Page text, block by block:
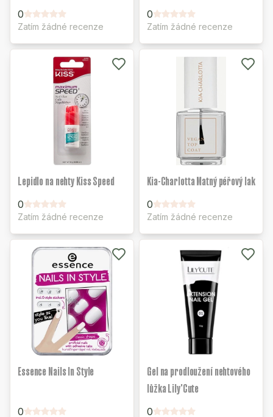
0
Zatím žádné recenze
0
Zatím žádné recenze
Lepidlo na nehty Kiss Speed
0
Zatím žádné recenze
Kia-Charlotta Matný péřový lak
0
Zatím žádné recenze
Essence Nails In Style
0
Gel na prodloužení nehtového
lůžka Lily'Cute
0